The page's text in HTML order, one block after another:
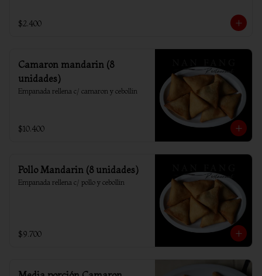
$2.400
Camaron mandarin (8
unidades)
Empanada rellena c/ camaron y cebollin
$10.400
Pollo Mandarin (8 unidades)
Empanada rellena c/ pollo y cebollin
$9.700